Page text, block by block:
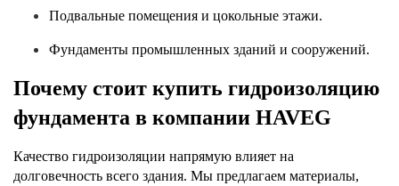
Подвальные помещения и цокольные этажи.
Фундаменты промышленных зданий и сооружений.
Почему стоит купить гидроизоляцию
фундамента в компании HAVEG
Качество гидроизоляции напрямую влияет на
долговечность всего здания. Мы предлагаем материалы,